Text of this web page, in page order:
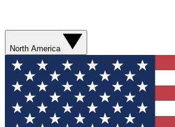
North America